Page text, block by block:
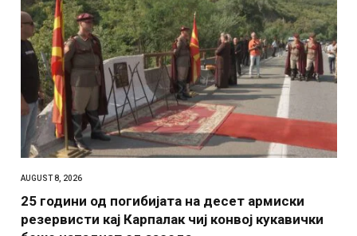
AUGUST 8, 2026
25 години од погибијата на десет армиски
резервисти кај Карпалак чиј конвој кукавички